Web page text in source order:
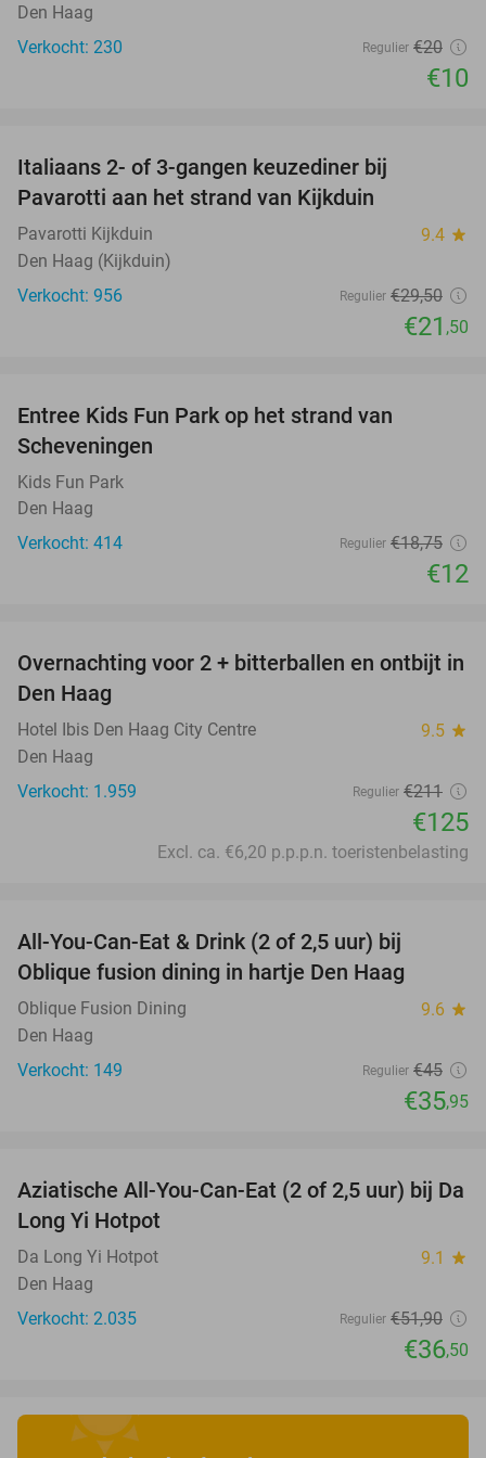
Den Haag
Verkocht: 230
Regulier €20
€10
Italiaans 2- of 3-gangen keuzediner bij
Pavarotti aan het strand van Kijkduin
Pavarotti Kijkduin 9.4 star
Den Haag (Kijkduin)
Verkocht: 956
Regulier €29,50
€21 ,50
Entree Kids Fun Park op het strand van
Scheveningen
Kids Fun Park
Den Haag
Verkocht: 414
Regulier €18,75
€12
41%
Overnachting voor 2 + bitterballen en ontbijt in
Den Haag
Hotel Ibis Den Haag City Centre 9.5 star
Den Haag
Verkocht: 1.959
Regulier €211
€125
Excl. ca. €6,20 p.p.p.n. toeristenbelasting
All-You-Can-Eat & Drink (2 of 2,5 uur) bij
Oblique fusion dining in hartje Den Haag
Oblique Fusion Dining 9.6 star
Den Haag
Verkocht: 149
Regulier €45
€35,95
30%
Aziatische All-You-Can-Eat (2 of 2,5 uur) bij Da
Long Yi Hotpot
Da Long Yi Hotpot 9.1 star
Den Haag
Verkocht: 2.035
Regulier €51,90
€36,50